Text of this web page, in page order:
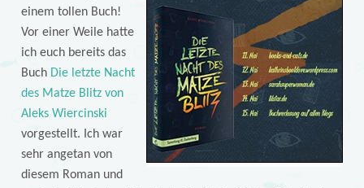
einem tollen Buch!
Vor einer Weile hatte
ich euch bereits das
Buch Die letzte Nacht
des Matze Blitz von
Aleks Wiercinski
vorgestellt. Ich war
sehr angetan von
diesem Roman und